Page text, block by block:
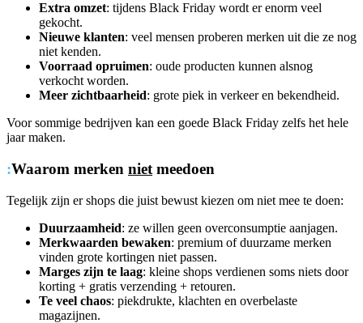
Extra omzet: tijdens Black Friday wordt er enorm veel
gekocht.
Nieuwe klanten: veel mensen proberen merken uit die ze nog
niet kenden.
Voorraad opruimen: oude producten kunnen alsnog
verkocht worden.
Meer zichtbaarheid: grote piek in verkeer en bekendheid.
Voor sommige bedrijven kan een goede Black Friday zelfs het hele
jaar maken.
:Waarom merken niet meedoen
Tegelijk zijn er shops die juist bewust kiezen om niet mee te doen:
Duurzaamheid: ze willen geen overconsumptie aanjagen.
Merkwaarden bewaken: premium of duurzame merken
vinden grote kortingen niet passen.
Marges zijn te laag: kleine shops verdienen soms niets door
korting + gratis verzending + retouren.
Te veel chaos: piekdrukte, klachten en overbelaste
magazijnen.